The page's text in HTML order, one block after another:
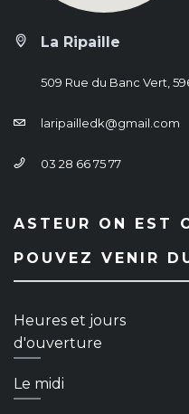
La Ripaille
509 Rue du Banc Vert,
laripailledk@gmail.com
03 28 66 75 77
ASTEUR ON EST
POUVEZ VENIR
Heures et jours
d'ouverture
Le midi